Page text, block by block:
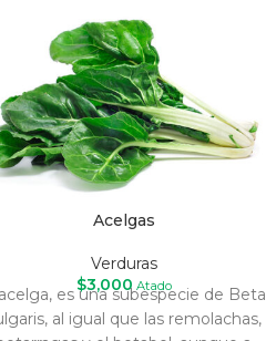
Acelgas
Verduras
$3,000 Atado
es una subespecie de Beta
al igual que las remolachas,